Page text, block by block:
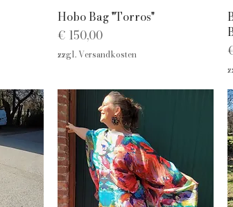
Schnellansicht
Hobo Bag "Torros"
Preis
€ 150,00
zzgl. Versandkosten